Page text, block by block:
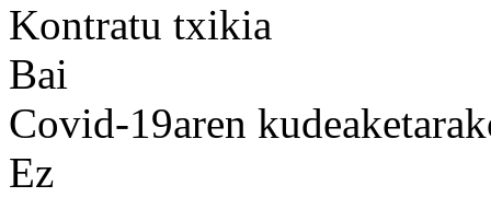
Kontratu txikia
Bai
Covid-19aren
Ez